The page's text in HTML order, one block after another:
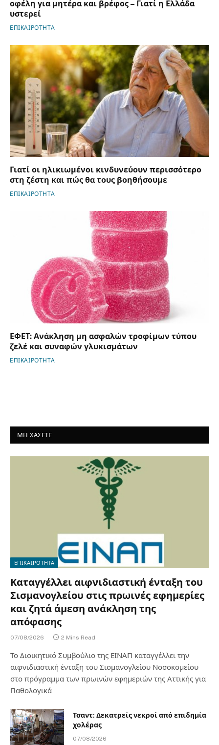
οφέλη για μητέρα και βρέφος – Γιατί η Ελλάδα
υστερεί
ΕΠΙΚΑΙΡΟΤΗΤΑ
Γιατί οι ηλικιωμένοι κινδυνεύουν περισσότερο
στη ζέστη και πώς θα τους βοηθήσουμε
ΕΠΙΚΑΙΡΟΤΗΤΑ
ΕΦΕΤ: Ανάκληση μη ασφαλών τροφίμων τύπου
ζελέ και συναφών γλυκισμάτων
ΕΠΙΚΑΙΡΟΤΗΤΑ
ΜΗ ΧΑΣΕΤΕ
ΕΠΙΚΑΙΡΟΤΗΤΑ
Καταγγέλλει αιφνιδιαστική ένταξη του
Σισμανογλείου στις πρωινές εφημερίες
και ζητά άμεση ανάκληση της
απόφασης
07/08/2026 2 Mins Read
Το Διοικητικό Συμβούλιο της ΕΙΝΑΠ καταγγέλλει την
αιφνιδιαστική ένταξη του Σισμανογλείου Νοσοκομείου
στο πρόγραμμα των πρωινών εφημεριών της Αττικής για
Παθολογικά
Τσαντ: Δεκατρείς νεκροί από επιδημία
χολέρας
07/08/2026